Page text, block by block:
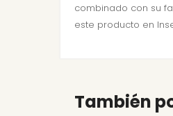
combinado con su
este producto en
También